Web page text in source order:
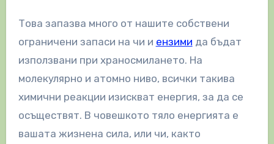
Това запазва много от нашите собствени
ограничени запаси на чи и ензими да бъдат
използвани при храносмилането. На
молекулярно и атомно ниво, всички такива
химични реакции изискват енергия, за да се
осъществят. В човешкото тяло енергията е
вашата жизнена сила, или чи, както